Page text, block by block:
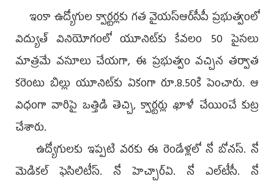
ఇంకా ఉద్యోగుల క్వార్టర్లకు గత వైయ‌స్ఆర్‌సీపీ ప్రభుత్వంలో
విద్యుత్‌ వినియోగంలో యూనిట్‌కు కేవలం 50 పైసలు
మాత్రమే వసూలు చేయగా, ఈ ప్రభుత్వం వచ్చిన తర్వాత
కరెంటు బిల్లు యూనిట్‌కు ఏకంగా రూ.8.50కి పెంచారు. ఆ
విధంగా వారిపై ఒత్తిడి తెచ్చి, క్వార్టర్లు ఖాళీ చేయించే కుట్ర
చేశారు.
ఉద్యోగులకు ఇప్పటి వరకు ఈ రెండేళ్లలో నో బోనస్‌. నో
మెడికల్‌ ఫెసిలిటీస్‌. నో హెచ్చార్‌ఏ. నో ఎల్‌టీసీ. నో